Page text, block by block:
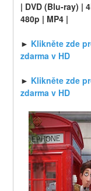
| DVD (Blu-ray) |
480p | MP4 |
► Klikněte zde
zdarma v HD
► Klikněte zde
zdarma v HD